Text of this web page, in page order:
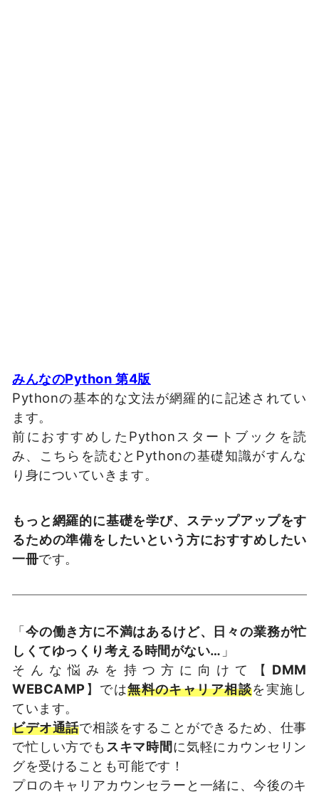
みんなのPython 第4版
Pythonの基本的な文法が網羅的に記述されてい
ます。
前におすすめしたPythonスタートブックを読
み、こちらを読むとPythonの基礎知識がすんな
り身についていきます。
もっと網羅的に基礎を学び、ステップアップをす
るための準備をしたいという方におすすめしたい
一冊です。
「今の働き方に不満はあるけど、日々の業務が忙
しくてゆっくり考える時間がない… 」
そんな悩みを持つ方に向けて【 DMM
WEBCAMP】では無料のキャリア相談を実施し
ています。
ビデオ通話で相談をすることができるため、仕事
で忙しい方でも スキマ時間に気軽にカウンセリン
グを受けることも可能です！
プロのキャリアカウンセラーと一緒に、今後のキ